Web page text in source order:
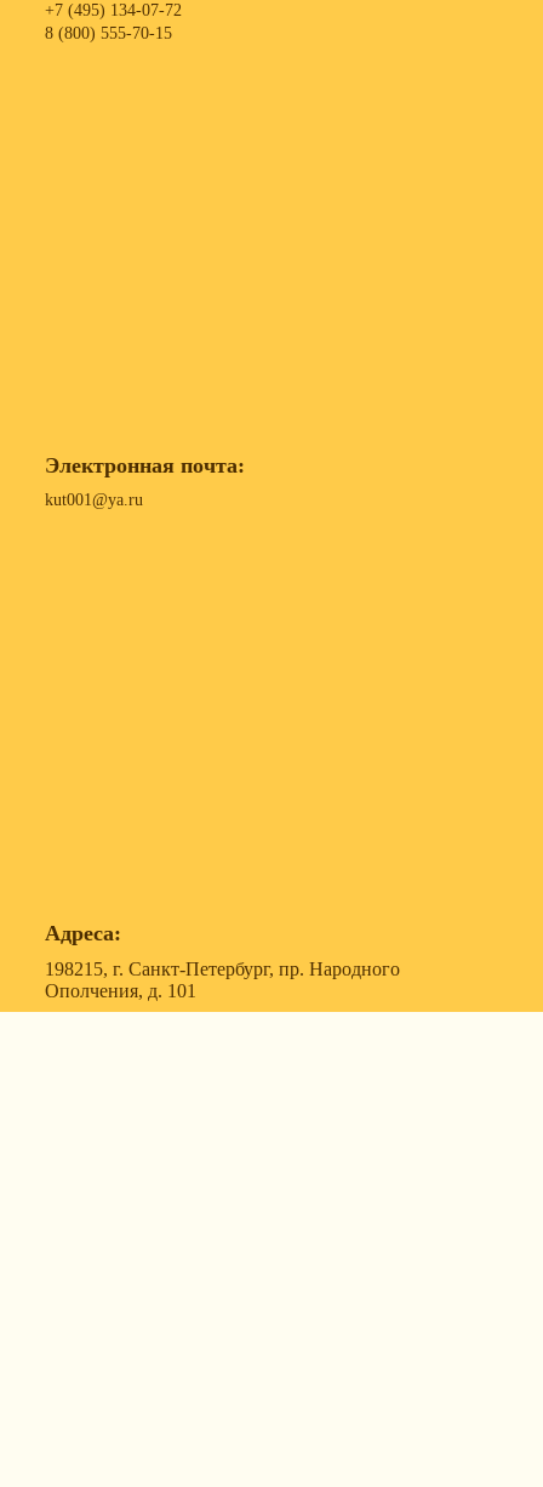
+7 (495) 134-07-72
8 (800) 555-70-15
Электронная почта:
kut001@ya.ru
Адреса:
198215, г. Санкт-Петербург, пр. Народного
Ополчения, д. 101